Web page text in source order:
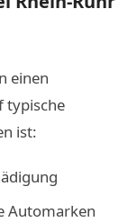
einen
typische
ist:
Automarken